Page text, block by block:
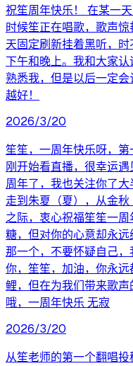
祝笙周年快乐！ 在某一
时候笙正在唱歌，歌声
天固定刷新挂着黑听，
下午和晚上。我和大家
熟悉我，但是以后一定
越好！
2026/3/20
笙笙，一周年快乐呀，
刚开始看直播，很幸运
周年了，我也关注你了大
走到朱夏（夏），从金
之际，衷心祝福笙笙一
糖，但对你的心意却永
那一个，不要怀疑自己
你，笙笙，加油，你永
鲤，但在为我们带来歌
哦，一周年快乐 无寂
2026/3/20
从笙老师的第一个翻唱